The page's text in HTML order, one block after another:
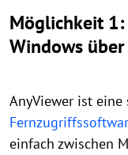
Möglichkeit 1:
Windows
AnyViewer ist
einfach zwischen